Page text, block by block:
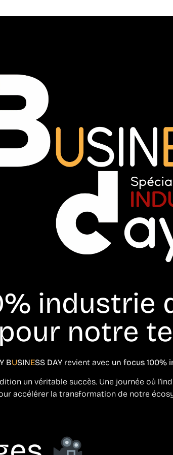
industrie
notre
BUSINESS DAY revient avec un focus 100%
un véritable succès. Une journée où
accélérer la transformation de notre